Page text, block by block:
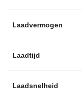
Laadvermogen
Laadtijd
Laadsnelheid